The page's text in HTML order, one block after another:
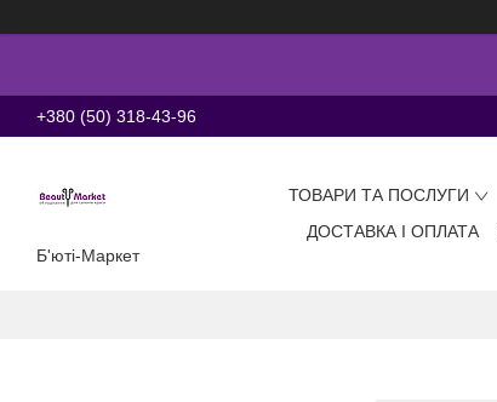
+380 (50) 318-43-96
Б'юті-Маркет
ТОВАРИ ТА ПОСЛУГИ
ДОСТАВКА І ОПЛАТА